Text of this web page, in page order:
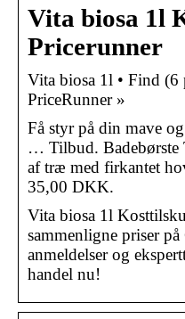
Vita biosa 1l
Pricerunner
Vita biosa 1l • Find (6
PriceRunner »
Få styr på din mave
… Tilbud. Badebørste
af træ med firkantet
35,00 DKK.
Vita biosa 1l
sammenligne priser
anmeldelser og
handel nu!